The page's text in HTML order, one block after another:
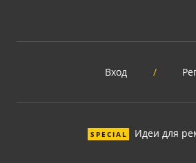
Вход /
SPECIAL Идеи для